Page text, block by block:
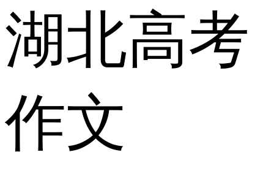
湖北高考
作文